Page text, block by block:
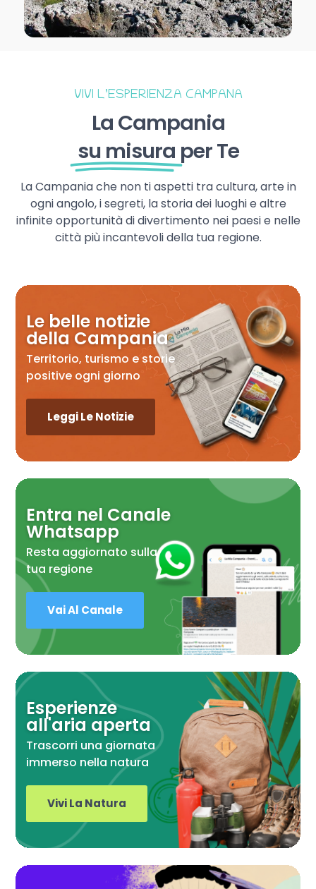
VIVI L’ESPERIENZA CAMPANA
La Campania
su misura per Te
La Campania che non ti aspetti tra cultura, arte in
ogni angolo, i segreti, la storia dei luoghi e altre
infinite opportunità di divertimento nei paesi e nelle
città più incantevoli della tua regione.
Le belle notizie
della Campania
Territorio, turismo e storie
positive ogni giorno
Leggi Le Notizie
Entra nel Canale
Whatsapp
Resta aggiornato sulla
tua regione
Vai Al Canale
Esperienze
all'aria aperta
Trascorri una giornata
immerso nella natura
Vivi La Natura